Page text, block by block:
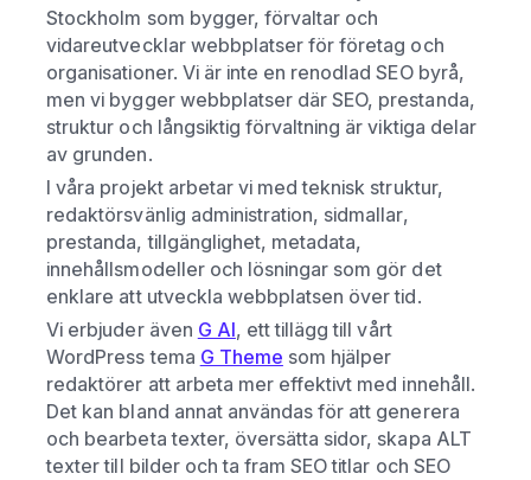
Stockholm som bygger, förvaltar och
vidareutvecklar webbplatser för företag och
organisationer. Vi är inte en renodlad SEO byrå,
men vi bygger webbplatser där SEO, prestanda,
struktur och långsiktig förvaltning är viktiga delar
av grunden.
I våra projekt arbetar vi med teknisk struktur,
redaktörsvänlig administration, sidmallar,
prestanda, tillgänglighet, metadata,
innehållsmodeller och lösningar som gör det
enklare att utveckla webbplatsen över tid.
Vi erbjuder även G AI, ett tillägg till vårt
WordPress tema G Theme som hjälper
redaktörer att arbeta mer effektivt med innehåll.
Det kan bland annat användas för att generera
och bearbeta texter, översätta sidor, skapa ALT
texter till bilder och ta fram SEO titlar och SEO